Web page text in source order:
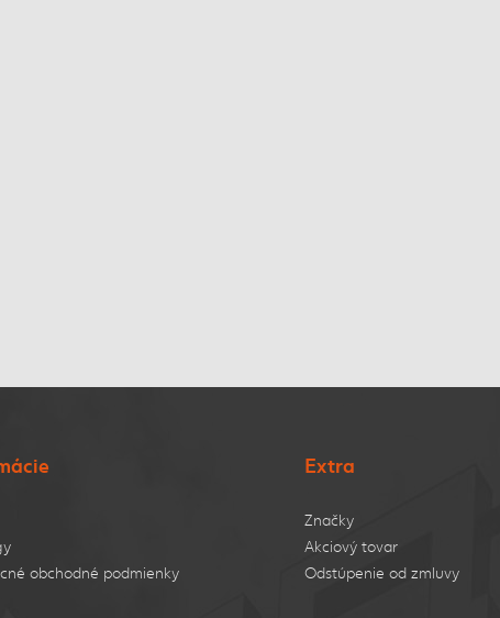
obchodné podmienky
Extra
Značky
Akciový tovar
Odstúpenie od zmluvy